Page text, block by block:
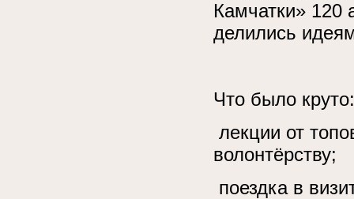
Камчатки» 120
делились
Что было круто:
лекции от
волонтёрству;
поездка в